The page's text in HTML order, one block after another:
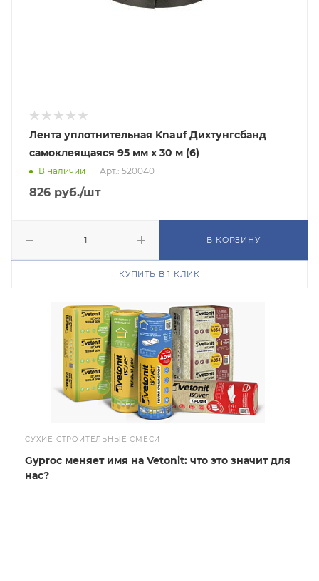
Лента уплотнительная Knauf Дихтунгсбанд
самоклеящаяся 95 мм х 30 м (6)
В наличии Арт.: 520040
826 руб./шт
В КОРЗИНУ
КУПИТЬ В 1 КЛИК
СУХИЕ СТРОИТЕЛЬНЫЕ СМЕСИ
Gyproc меняет имя на Vetonit: что это значит для
нас?